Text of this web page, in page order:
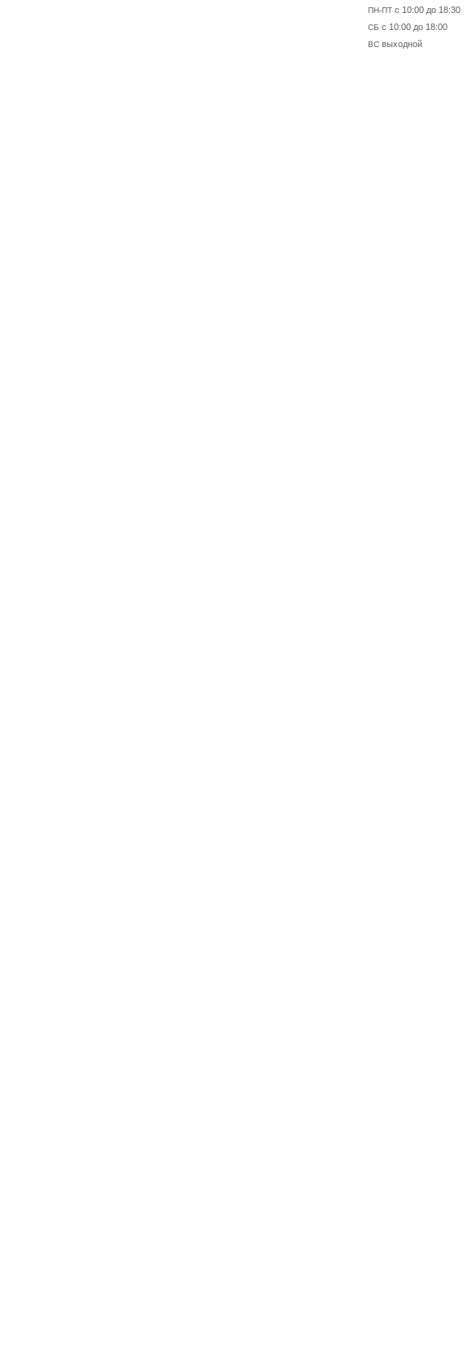
ПН-ПТ с 10:00 до 18:30
СБ с 10:00 до 18:00
ВС выходной